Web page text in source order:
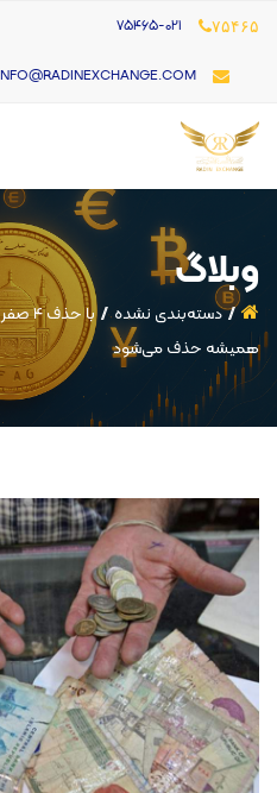
۷۵۴۶۵
وبلاگ
دسته‌بندی نشده
با
همیشه حذف می‌شود